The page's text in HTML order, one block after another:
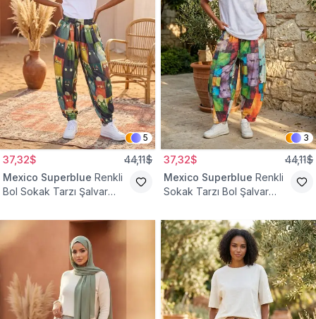
5
37,32$ 44,11$
Mexico Superblue Renkli
Bol Sokak Tarzı Şalvar
3
37,32$ 44,11$
Mexico Superblue Renkli
Sokak Tarzı Bol Şalvar